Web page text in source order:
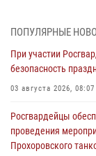
Подвиги
экспозиции
06 августа 2026, 12:05
В Белгороде
ПОПУЛЯРНЫЕ
При участии
безопасность
03 августа 2026, 08:07
Росгвардейцы
проведения
Прохоровского